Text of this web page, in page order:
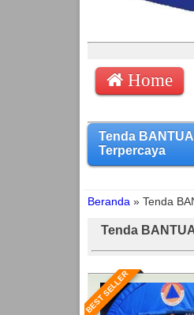
Home
Tenda
Terpercaya
Beranda » Tenda
Tenda
BEST SELLER